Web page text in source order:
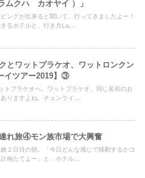
ムクハ カオヤイ ）」
ングが出来ると聞いて、行ってきましたよー！
るホテルと、行き方La...
とワットプラケオ、ワットロンクン
イツアー2019】③
トプラケオへ。ワットプラケオ、同じ名前のお
りますよね。チェンライ...
れ旅④モン族市場で大興奮
２日目の朝。「今日どんな感じで移動するかコ
画たてよー」と、ホテル...